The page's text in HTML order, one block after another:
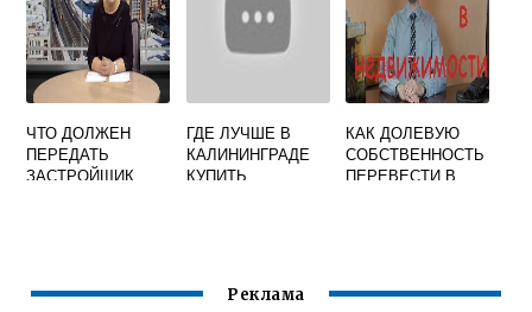
ЧТО ДОЛЖЕН
ПЕРЕДАТЬ
ЗАСТРОЙЩИК
ГДЕ ЛУЧШЕ В
КАЛИНИНГРАДЕ
КУПИТЬ
КАК ДОЛЕВУЮ
СОБСТВЕННОСТЬ
ПЕРЕВЕСТИ В
Реклама